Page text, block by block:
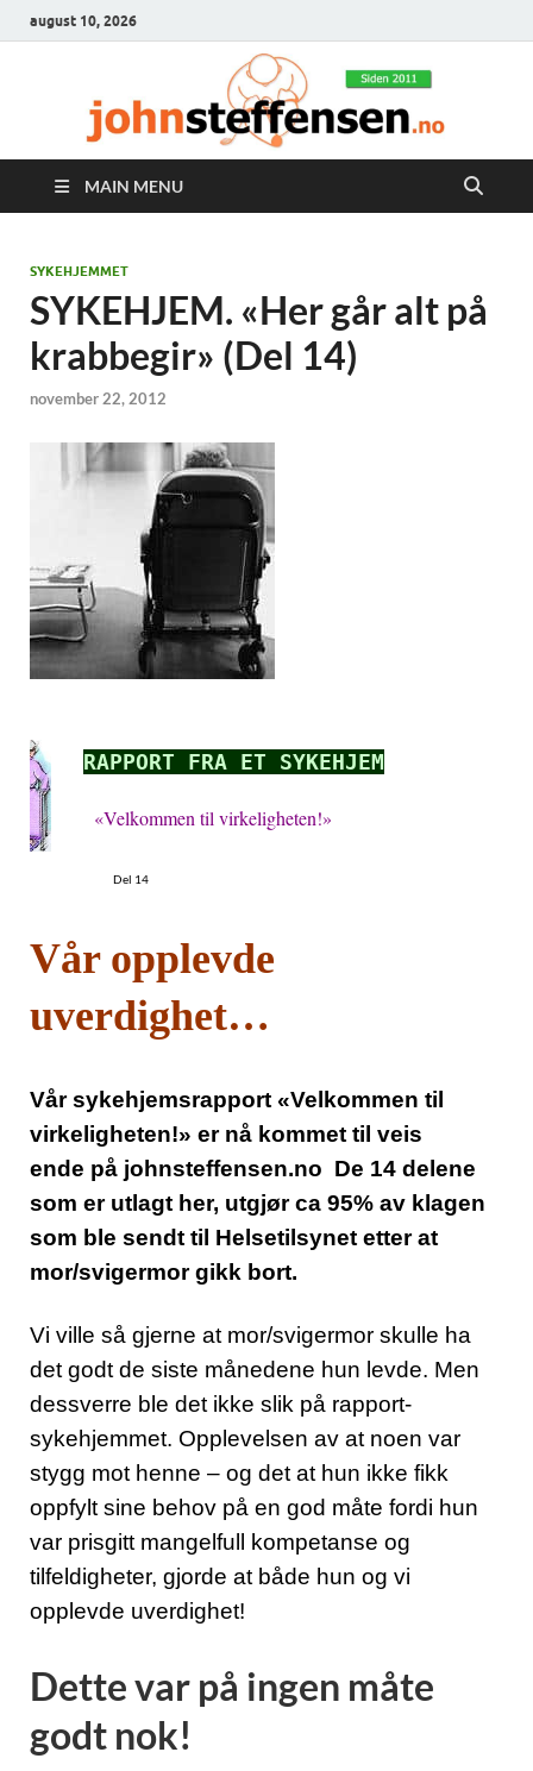
august 10, 2026
MAIN MENU
SYKEHJEMMET
SYKEHJEM. «Her går alt på
krabbegir» (Del 14)
november 22, 2012
RAPPORT FRA ET SYKEHJEM
«Velkommen til virkeligheten!»
Del 14
Vår opplevde
uverdighet…
Vår sykehjemsrapport «Velkommen til
virkeligheten!» er nå kommet til veis
ende på johnsteffensen.no De 14 delene
som er utlagt her, utgjør ca 95% av klagen
som ble sendt til Helsetilsynet etter at
mor/svigermor gikk bort.
Vi ville så gjerne at mor/svigermor skulle ha
det godt de siste månedene hun levde. Men
dessverre ble det ikke slik på rapport-
sykehjemmet. Opplevelsen av at noen var
stygg mot henne – og det at hun ikke fikk
oppfylt sine behov på en god måte fordi hun
var prisgitt mangelfull kompetanse og
tilfeldigheter, gjorde at både hun og vi
opplevde uverdighet!
Dette var på ingen måte
godt nok!